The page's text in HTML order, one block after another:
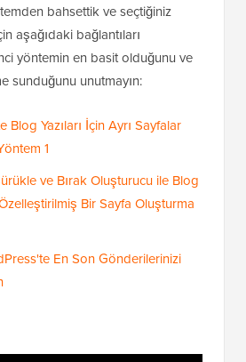
bahsettik ve seçtiğiniz
aşağıdaki bağlantıları
yöntemin en basit olduğunu ve
sunduğunu unutmayın:
Blog Yazıları İçin Ayrı Sayfalar
1
ve Bırak Oluşturucu ile Blog
Özelleştirilmiş Bir Sayfa Oluşturma
En Son Gönderilerinizi